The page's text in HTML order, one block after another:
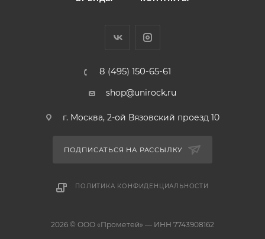
8 (495) 150-65-61
shop@unirock.ru
г. Москва, 2-ой Вязовский проезд 10
ПОДПИСАТЬСЯ НА РАССЫЛКУ
ПОЛИТИКА КОНФИДЕНЦИАЛЬНОСТИ
2026 © ООО «Прометей» — ИНН 7743908162